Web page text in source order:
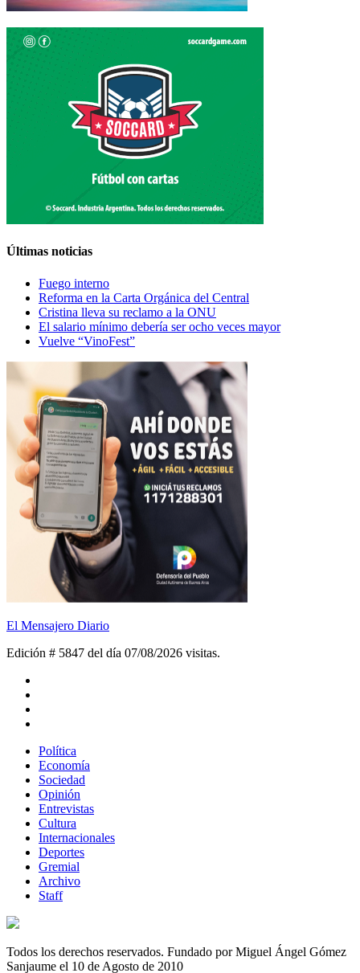
Últimas noticias
Fuego interno
Reforma en la Carta Orgánica del Central
Cristina lleva su reclamo a la ONU
El salario mínimo debería ser ocho veces mayor
Vuelve “VinoFest”
El Mensajero Diario
Edición # 5847 del día 07/08/2026 visitas.
Política
Economía
Sociedad
Opinión
Entrevistas
Cultura
Internacionales
Deportes
Gremial
Archivo
Staff
Todos los derechos reservados. Fundado por Miguel Ángel Gómez
Sanjaume el 10 de Agosto de 2010